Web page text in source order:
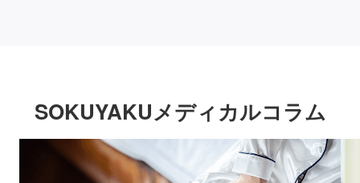
SOKUYAKUメディカルコラム